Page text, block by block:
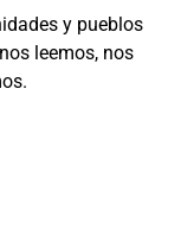
y pueblos
leemos, nos